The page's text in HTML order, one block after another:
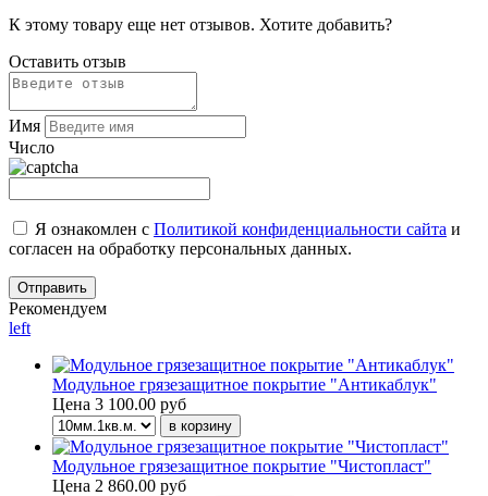
К этому товару еще нет отзывов. Хотите добавить?
Оставить отзыв
Имя
Число
Я ознакомлен с Политикой конфиденциальности сайта и
согласен на обработку персональных данных.
Рекомендуем
left
Модульное грязезащитное покрытие "Антикаблук"
Цена 3 100.00 руб
Модульное грязезащитное покрытие "Чистопласт"
Цена 2 860.00 руб